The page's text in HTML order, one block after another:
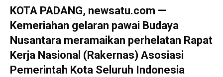
KOTA PADANG, newsatu.com —
Kemeriahan gelaran pawai Budaya
Nusantara meramaikan perhelatan Rapat
Kerja Nasional (Rakernas) Asosiasi
Pemerintah Kota Seluruh Indonesia